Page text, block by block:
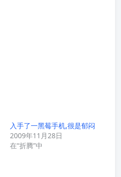
入手了一黑莓手机,很是郁闷
2009年11月28日
在“折腾”中